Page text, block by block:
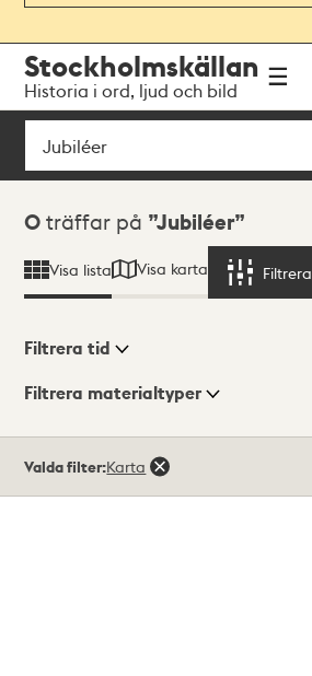
navigationen
huvudinnehållet
Stockholmskällan
Historia i ord, ljud och bild
Sök
Sökresultat
0 träffar på Jubiléer
Visa lista Visa karta Filtrera
Visningsläge
Filtrera tid
Filtrera materialtyper
träffar
Valda filter:Karta